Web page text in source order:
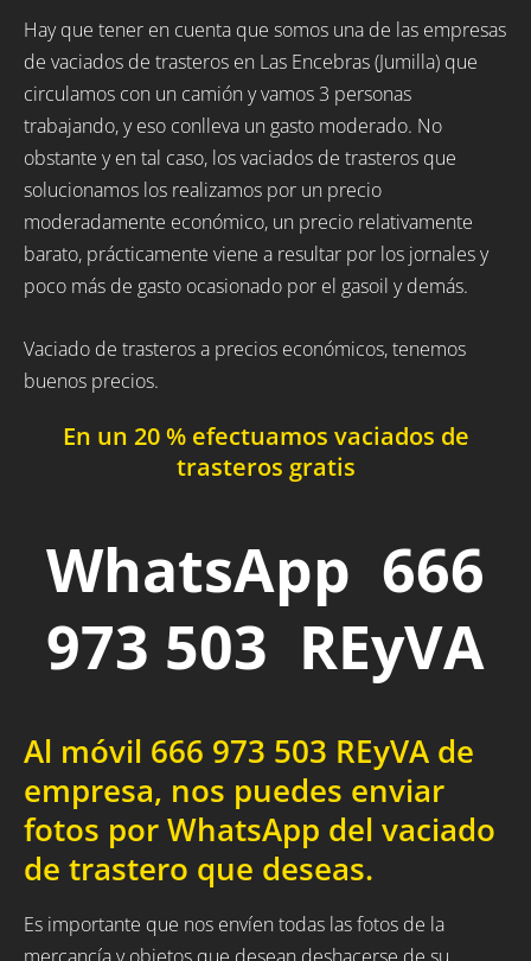
Hay que tener en cuenta que somos una de las empresas
de vaciados de trasteros en Las Encebras (Jumilla) que
circulamos con un camión y vamos 3 personas
trabajando, y eso conlleva un gasto moderado. No
obstante y en tal caso, los vaciados de trasteros que
solucionamos los realizamos por un precio
moderadamente económico, un precio relativamente
barato, prácticamente viene a resultar por los jornales y
poco más de gasto ocasionado por el gasoil y demás.
Vaciado de trasteros a precios económicos, tenemos
buenos precios.
En un 20 % efectuamos vaciados de
trasteros gratis
WhatsApp 666
973 503 REyVA
Al móvil 666 973 503 REyVA de
empresa, nos puedes enviar
fotos por WhatsApp del vaciado
de trastero que deseas.
Es importante que nos envíen todas las fotos de la